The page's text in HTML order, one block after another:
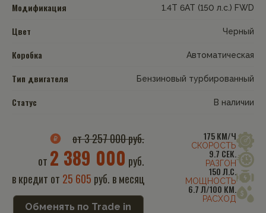
Модификация 1.4T 6AT (150 л.с.) FWD
Цвет Черный
Коробка Автоматическая
Тип двигателя Бензиновый турбированный
Статус В наличии
175 КМ/Ч
СКОРОСТЬ
9.7 СЕК.
РАЗГОН
150 Л.С.
МОЩНОСТЬ
6.7 Л/100 КМ.
РАСХОД
от 3 257 000 руб.
от 2 389 000 руб.
в кредит от 25 605 руб. в месяц
Обменять по Trade in